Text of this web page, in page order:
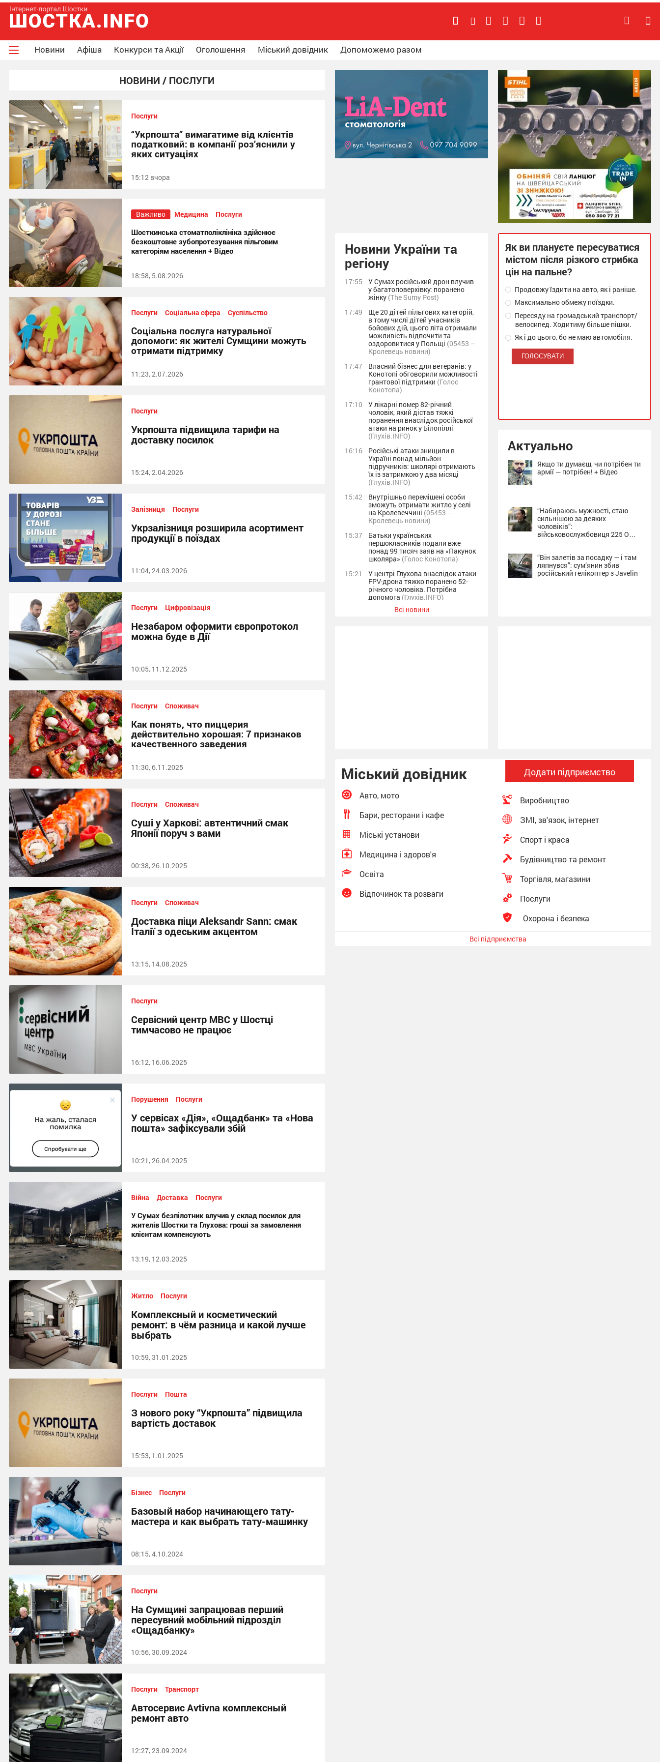
Новини Афіша Конкурси та Акції Оголошення Міський довідник Допоможемо разом
НОВИНИ / ПОСЛУГИ
Послуги
“Укрпошта” вимагатиме від клієнтів
податковий: в компанії роз’яснили у
яких ситуаціях
15:12 вчора
Важливо Медицина Послуги
Шосткинська стоматполіклініка здійснює
безкоштовне зубопротезування пільговим
категоріям населення + Відео
18:58, 5.08.2026
Послуги Соціальна сфера Суспільство
Соціальна послуга натуральної
допомоги: як жителі Сумщини можуть
отримати підтримку
11:23, 2.07.2026
Послуги
Укрпошта підвищила тарифи на
доставку посилок
15:24, 2.04.2026
Залізниця Послуги
Укрзалізниця розширила асортимент
продукції в поїздах
11:04, 24.03.2026
Послуги Цифровізація
Незабаром оформити європротокол
можна буде в Дії
10:05, 11.12.2025
Послуги Споживач
Как понять, что пиццерия
действительно хорошая: 7 признаков
качественного заведения
11:30, 6.11.2025
Послуги Споживач
Суші у Харкові: автентичний смак
Японії поруч з вами
00:38, 26.10.2025
Послуги Споживач
Доставка піци Aleksandr Sann: смак
Італії з одеським акцентом
13:15, 14.08.2025
Послуги
Сервісний центр МВС у Шостці
тимчасово не працює
16:12, 16.06.2025
Порушення Послуги
У сервісах «Дія», «Ощадбанк» та «Нова
пошта» зафіксували збій
10:21, 26.04.2025
Війна Доставка Послуги
У Сумах безпілотник влучив у склад посилок для
жителів Шостки та Глухова: гроші за замовлення
клієнтам компенсують
13:19, 12.03.2025
Житло Послуги
Комплексный и косметический
ремонт: в чём разница и какой лучше
выбрать
10:59, 31.01.2025
Послуги Пошта
З нового року “Укрпошта” підвищила
вартість доставок
15:53, 1.01.2025
Бізнес Послуги
Базовый набор начинающего тату-
мастера и как выбрать тату-машинку
08:15, 4.10.2024
Послуги
На Сумщині запрацював перший
пересувний мобільний підрозділ
«Ощадбанку»
10:56, 30.09.2024
Послуги Транспорт
Автосервис Avtivna комплексный
ремонт авто
12:27, 23.09.2024
Новини України та
регіону
17:55
У Сумах російський дрон влучив
у багатоповерхівку: поранено
жінку (The Sumy Post)
17:49
Ще 20 дітей пільгових категорій,
в тому числі дітей учасників
бойових дій, цього літа отримали
можливість відпочити та
оздоровитися у Польщі (05453 –
Кролевець новини)
17:47
Власний бізнес для ветеранів: у
Конотопі обговорили можливості
грантової підтримки (Голос
Конотопа)
17:10
У лікарні помер 82-річний
чоловік, який дістав тяжкі
поранення внаслідок російської
атаки на ринок у Білопіллі
(Глухів.INFO)
16:16
Російські атаки знищили в
Україні понад мільйон
підручників: школярі отримають
їх із затримкою у два місяці
(Глухів.INFO)
15:42
Внутрішньо перемішені особи
зможуть отримати житло у селі
на Кролевеччині (05453 –
Кролевець новини)
15:37
Батьки українських
першокласників подали вже
понад 99 тисяч заяв на «Пакунок
школяра» (Голос Конотопа)
15:21
У центрі Глухова внаслідок атаки
FPV-дрона тяжко поранено 52-
річного чоловіка. Потрібна
допомога (Глухів.INFO)
Офіцера 115-ї ОМБр нагородили
Всі новини
Як ви плануєте пересуватися
містом після різкого стрибка
цін на пальне?
Продовжу їздити на авто, як і раніше.
Максимально обмежу поїздки.
Пересяду на громадський транспорт/
велосипед. Ходитиму більше пішки.
Як і до цього, бо не маю автомобіля.
Актуально
Якщо ти думаєш, чи потрібен ти
армії — потрібен! + Відео
“Набираюсь мужності, стаю
сильнішою за деяких
чоловіків”:
військовослужбовиця 225 ОШП
“Він залетів за посадку — і там
ляпнувся”: сум’янин збив
російський гелікоптер з Javelin
Міський довідник
Авто, мото
Бари, ресторани і кафе
Міські установи
Медицина і здоров'я
Освіта
Відпочинок та розваги
Додати підприємство
Виробництво
ЗМІ, зв'язок, інтернет
Спорт і краса
Будівництво та ремонт
Торгівля, магазини
Послуги
Охорона і безпека
Всі підприємства